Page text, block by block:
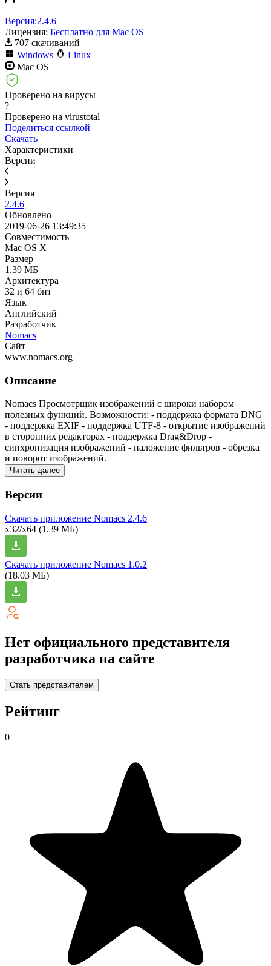
Версия:2.4.6
Лицензия: Бесплатно для Mac OS
707 скачиваний
Windows
Linux
Mac OS
Проверено на вирусы
?
Проверено на virustotal
Поделиться ссылкой
Скачать
Характеристики
Версии
Версия
2.4.6
Обновлено
2019-06-26 13:49:35
Совместимость
Mac OS X
Размер
1.39 МБ
Архитектура
32 и 64 бит
Язык
Английский
Разработчик
Nomacs
Сайт
www.nomacs.org
Описание
Nomacs Просмотрщик изображений с широки набором
полезных функций. Возможности: - поддержка формата DNG
- поддержка EXIF - поддержка UTF-8 - открытие изображений
в сторонних редакторах - поддержка Drag&Drop -
синхронизация изображений - наложение фильтров - обрезка
и поворот изображений.
Читать далее
Версии
Скачать приложение Nomacs 2.4.6
x32/x64 (1.39 МБ)
Скачать приложение Nomacs 1.0.2
(18.03 МБ)
Нет официального представителя
разработчика на сайте
Стать представителем
Рейтинг
0